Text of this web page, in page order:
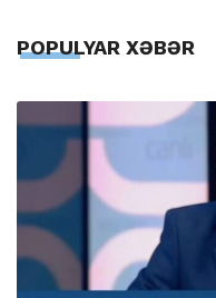
POPULYAR XƏBƏR